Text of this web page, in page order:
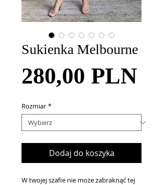
Sukienka Melbourne
280,00 PLN
Rozmiar *
Dodaj do koszyka
W twojej szafie nie może zabraknąć tej